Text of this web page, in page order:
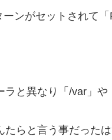
ンがセットされて
と異なり「/var」
らと言う事だった